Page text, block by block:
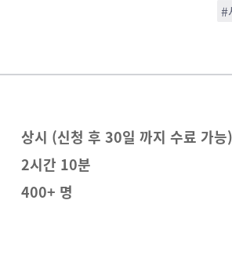
#
상시 (신청 후 30일 까지 수료 가능)
2시간 10분
400+ 명